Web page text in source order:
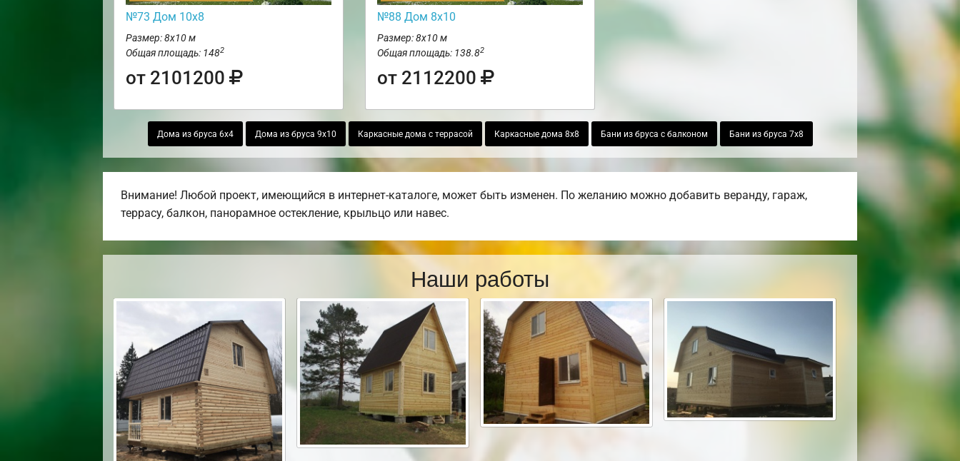
№73 Дом 10х8
Размер: 8х10 м
Общая площадь: 1482
от 2101200
№88 Дом 8х10
Размер: 8х10 м
Общая площадь: 138.82
от 2112200
Дома из бруса 6х4 Дома из бруса 9х10 Каркасные дома с террасой Каркасные дома 8х8 Бани из бруса с балконом Бани из бруса 7х8
Внимание! Любой проект, имеющийся в интернет-каталоге, может быть изменен. По желанию можно добавить веранду, гараж,
террасу, балкон, панорамное остекление, крыльцо или навес.
Наши работы